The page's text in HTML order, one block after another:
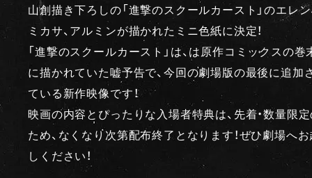
山創描き下ろしの「進撃のスクールカースト」のエレン
ミカサ、アルミンが描かれたミニ色紙に決定！
「進撃のスクールカースト」は、は原作コミックスの巻
に描かれていた嘘予告で、今回の劇場版の最後に追加
ている新作映像です！
映画の内容とぴったりな入場者特典は、先着・数量限
ため、なくなり次第配布終了となります！ぜひ劇場へ
しください！